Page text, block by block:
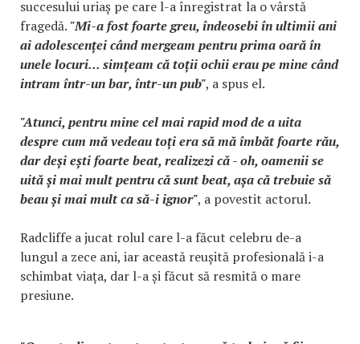
succesului uriaș pe care l-a înregistrat la o vârstă
fragedă. "Mi-a fost foarte greu, îndeosebi în ultimii ani
ai adolescenței când mergeam pentru prima oară în
unele locuri... simțeam că toții ochii erau pe mine când
intram într-un bar, într-un pub", a spus el.
"Atunci, pentru mine cel mai rapid mod de a uita
despre cum mă vedeau toți era să mă îmbăt foarte rău,
dar deși ești foarte beat, realizezi că - oh, oamenii se
uită și mai mult pentru că sunt beat, așa că trebuie să
beau și mai mult ca să-i ignor", a povestit actorul.
Radcliffe a jucat rolul care l-a făcut celebru de-a
lungul a zece ani, iar această reușită profesională i-a
schimbat viața, dar l-a și făcut să resmită o mare
presiune.